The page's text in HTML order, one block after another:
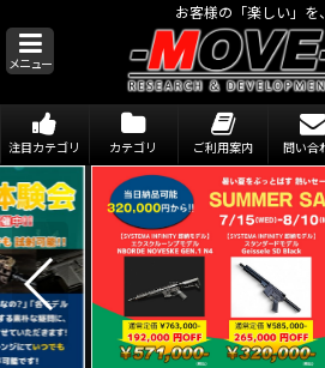
お客様の「楽しい」を
メニュー
注目カテゴリ カテゴリ ご利用案内 問い合